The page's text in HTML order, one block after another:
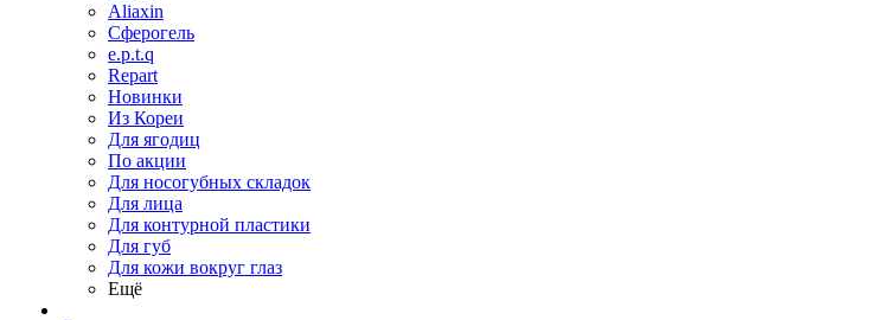
Aliaxin
Сферогель
e.p.t.q
Repart
Новинки
Из Кореи
Для ягодиц
По акции
Для носогубных складок
Для лица
Для контурной пластики
Для губ
Для кожи вокруг глаз
Ещё